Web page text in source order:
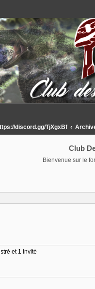
discord.gg/TjXgxBf
Club
Bienvenue sur le
et 1 invité